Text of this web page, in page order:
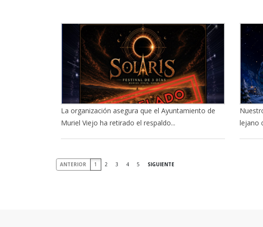
La organización asegura que el Ayuntamiento de
Muriel Viejo ha retirado el respaldo...
lejano
ANTERIOR 1 2 3 4 5 SIGUIENTE